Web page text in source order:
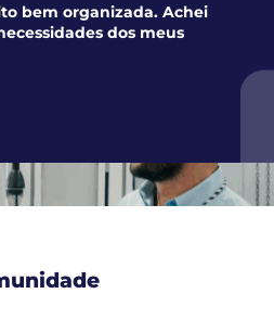
bem organizada. Achei
dos meus